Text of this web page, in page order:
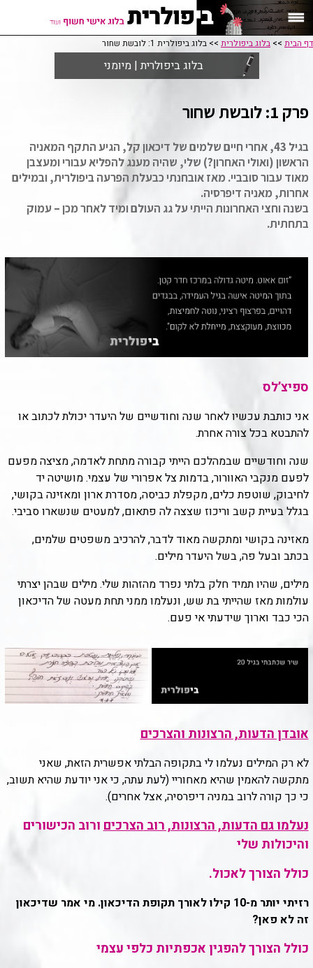
דף הבית >> בלוג ביפולרית >> בלוג ביפולרית 1: לובשת שחור
פרק 1: לובשת שחור
בגיל 43, אחרי חיים שלמים של דיכאון קל, הגיע התקף המאניה
הראשון (ואולי האחרון?) שלי, שהיה מענג להפליא עבורי ומעצבן
מאוד עבור סובביי. מאז אובחנתי כבעלת הפרעה ביפולרית, ובמילים
אחרות, מאניה דיפרסיה.
בשנה וחצי האחרונות הייתי על גג העולם ומיד לאחר מכן – עמוק
בתחתית.
ספיצ’לס
אני כותבת עכשיו לאחר שנה וחודשיים של היעדר יכולת לכתוב או
להתבטא בכל צורה אחרת.
שנה וחודשיים שבמהלכם הייתי קבורה מתחת לאדמה, מציצה מפעם
לפעם מנקבי האוורור, בדמות צל אפרורי של עצמי. מושיטה יד
לחיבוק, שוטפת כלים, מקפלת כביסה, מסדרת ארון ומאזינה בקושי,
בגלל בעיית קשב וריכוז שצצה לה פתאום, למעטים שנשארו סביבי.
מאזינה בקושי ומתקשה מאוד לדבר, להרכיב משפטים שלמים,
בכתב ובעל פה, בשל היעדר מילים.
מילים, שהיו תמיד חלק בלתי נפרד מהזהות שלי. מילים שבהן יצרתי
עולמות מאז שהייתי בת שש, ונעלמו ממני תחת מעטה של הדיכאון
הכי כבד וארוך שידעתי אי פעם.
אובדן הדעות, הרצונות והצרכים
לא רק המילים נעלמו לי בתקופה הבלתי אפשרית הזאת, שאני
מתקשה להאמין שהיא מאחוריי (לעת עתה, כי אני יודעת שהיא תשוב,
כי כך קורה לרוב במניה דיפרסיה, אצל אחרים).
נעלמו גם הדעות, הרצונות, רובהצרכיםורוב הכישורים
והיכולות שלי
כולל הצורך לאכול.
רזיתי יותר מ-10 קילו לאורך תקופת הדיכאון. מי אמר שדיכאון
זה לא פאן?
כולל הצורך להפגין אכפתיות כלפי עצמי
בלוג ביפולרית | מיומני